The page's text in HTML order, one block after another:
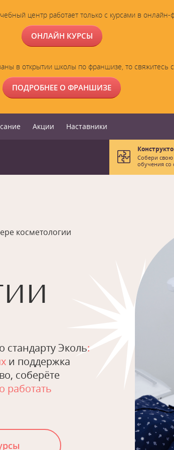
центр работает только с курсами в онлайн-
ОНЛАЙН КУРСЫ
в открытии школы по франшизе, то свяжитесь
ПОДРОБНЕЕ О ФРАНШИЗЕ
Акции Наставники
Собери
обучения со
косметологии
стандарту Эколь:
и поддержка
соберёте
работать